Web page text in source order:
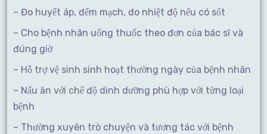
– Đo huyết áp, đếm mạch, đo nhiệt độ nếu có sốt
– Cho bệnh nhân uống thuốc theo đơn của bác sĩ và
đúng giờ
– Hỗ trợ vệ sinh sinh hoạt thường ngày của bệnh nhân
– Nấu ăn với chế độ dinh dưỡng phù hợp với từng loại
bệnh
– Thường xuyên trò chuyện và tương tác với bệnh